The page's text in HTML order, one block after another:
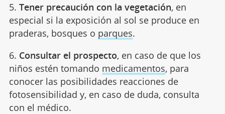
5. Tener precaución con la vegetación, en
especial si la exposición al sol se produce en
praderas, bosques o parques.
6. Consultar el prospecto, en caso de que los
niños estén tomando medicamentos, para
conocer las posibilidades reacciones de
fotosensibilidad y, en caso de duda, consulta
con el médico.